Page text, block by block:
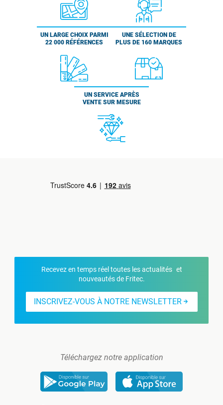
UN LARGE CHOIX PARMI
22 000 RÉFÉRENCES
UNE SÉLECTION DE
PLUS DE 160 MARQUES
UN SERVICE APRÈS
VENTE SUR MESURE
Recevez en temps réel toutes les actualités et
nouveautés de Fritec.
INSCRIVEZ-VOUS À NOTRE NEWSLETTER
Téléchargez notre application